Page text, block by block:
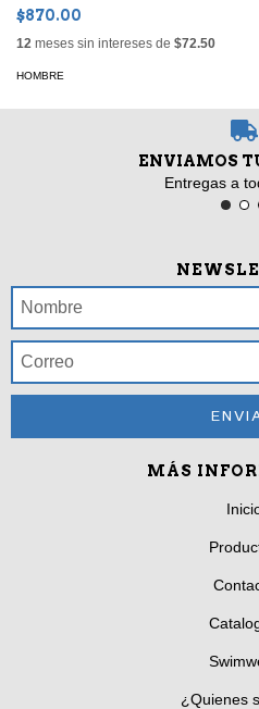
adultos, Unisex
$870.00
12 meses sin intereses de $72.50
HOMBRE
ENVIAMOS
Entregas a
MÁS
¿Quienes